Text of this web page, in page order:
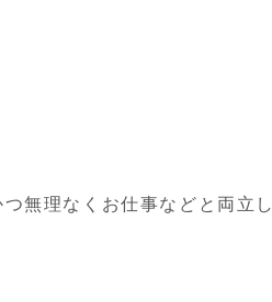
無理なくお仕事などと両立し